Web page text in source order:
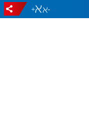
-
+